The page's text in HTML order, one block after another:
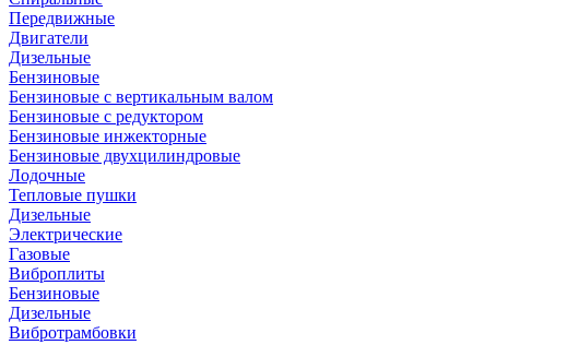
Передвижные
Двигатели
Дизельные
Бензиновые
Бензиновые с вертикальным валом
Бензиновые с редуктором
Бензиновые инжекторные
Бензиновые двухцилиндровые
Лодочные
Тепловые пушки
Дизельные
Электрические
Газовые
Виброплиты
Бензиновые
Дизельные
Вибротрамбовки